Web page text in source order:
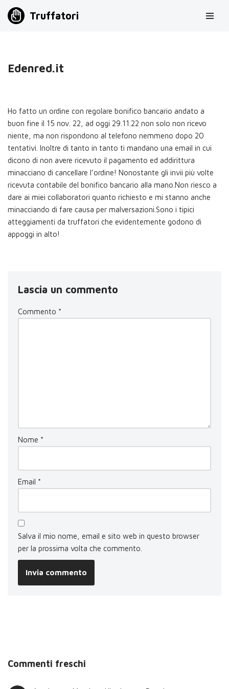
Truffatori
Edenred.it
Ho fatto un ordine con regolare bonifico bancario andato a
buon fine il 15 nov. 22, ad oggi 29.11.22 non solo non ricevo
niente, ma non rispondono al telefono nemmeno dopo 20
tentativi. Inoltre di tanto in tanto ti mandano una email in cui
dicono di non avere ricevuto il pagamento ed addirittura
minacciano di cancellare l’ordine! Nonostante gli invii più volte
ricevuta contabile del bonifico bancario alla mano.Non riesco a
dare ai miei collaboratori quanto richiesto e mi stanno anche
minacciando di fare causa per malversazioni.Sono i tipici
atteggiamenti da truffatori che evidentemente godono di
appoggi in alto!
Lascia un commento
Commento *
Nome *
Email *
Salva il mio nome, email e sito web in questo browser
per la prossima volta che commento.
Commenti freschi